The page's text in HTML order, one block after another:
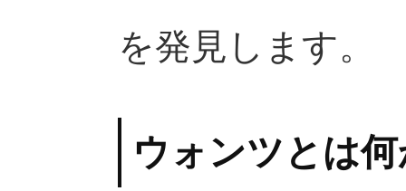
を発見します。
ウォンツとは